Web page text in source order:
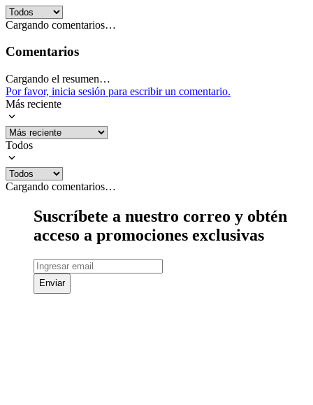
Cargando comentarios…
Comentarios
Cargando el resumen…
Por favor, inicia sesión para escribir un comentario.
Más reciente
Todos
Cargando comentarios…
Suscríbete a nuestro correo y obtén
acceso a promociones exclusivas
Enviar